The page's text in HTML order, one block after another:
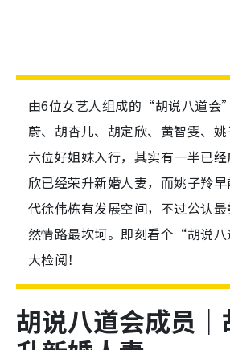
由6位女艺人组成的“胡说八道会
蔚、胡杏儿、胡定欣、黄智雯、姚
六位好姐妹入行，其实有一半已
欣已经荣升新婚人妻，而姚子羚
代徐伟栋有发展空间，不过公认
然情路最坎坷。即刻看个“胡说
大检阅！
胡说八道会成员